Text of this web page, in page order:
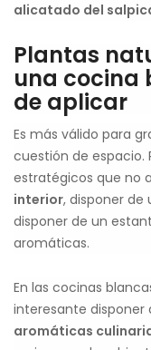
alicatado del
Plantas
una cocina
de aplicar
Es más válido para
cuestión de espacio.
estratégicos que no
interior, disponer
disponer de un
aromáticas.
En las cocinas
interesante disponer
aromáticas